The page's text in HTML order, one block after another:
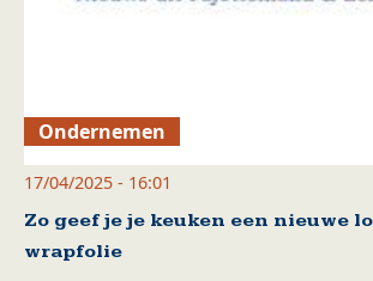
Ondernemen
17/04/2025 - 16:01
Zo geef je je keuken een nieuwe
wrapfolie